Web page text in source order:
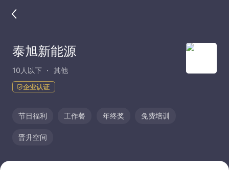
泰旭新能源
10人以下 其他
企业认证
节日福利 工作餐 年终奖 免费培训
晋升空间